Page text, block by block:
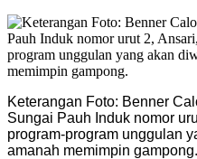
Keterangan Foto: Benner
Sungai Pauh Induk nomor
program-program unggulan
amanah memimpin gampong.